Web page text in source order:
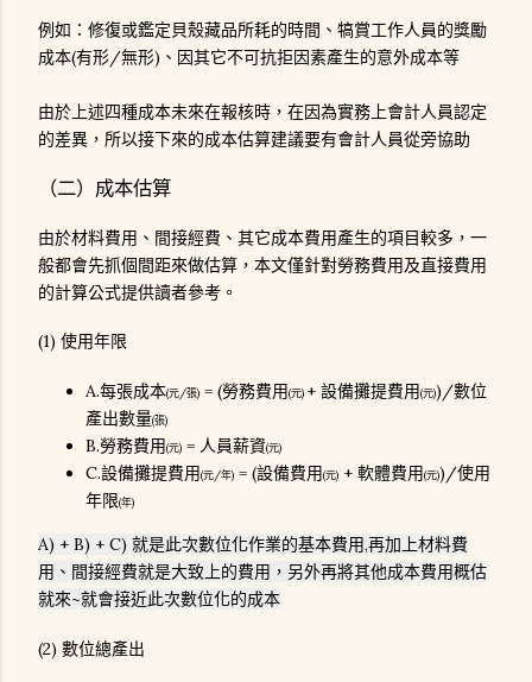
例如：修復或鑑定貝殼藏品所耗的時間、犒賞工作人員的獎勵
成本(有形/無形)、因其它不可抗拒因素產生的意外成本等
由於上述四種成本未來在報核時，在因為實務上會計人員認定
的差異，所以接下來的成本估算建議要有會計人員從旁協助
（二）成本估算
由於材料費用、間接經費、其它成本費用產生的項目較多，一
般都會先抓個間距來做估算，本文僅針對勞務費用及直接費用
的計算公式提供讀者參考。
(1) 使用年限
A.每張成本(元/張) = (勞務費用(元) + 設備攤提費用(元))/數位
產出數量(張)
B.勞務費用(元) = 人員薪資(元)
C.設備攤提費用(元/年) = (設備費用(元) + 軟體費用(元))/使用
年限(年)
A) + B) + C) 就是此次數位化作業的基本費用,再加上材料費
用、間接經費就是大致上的費用，另外再將其他成本費用概估
就來~就會接近此次數位化的成本
(2) 數位總產出